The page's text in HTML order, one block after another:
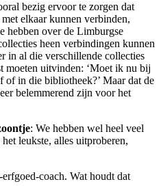
bezig ervoor te zorgen dat
elkaar kunnen verbinden,
hebben over de Limburgse
heen verbindingen kunnen
in al die verschillende collecties
moeten uitvinden: ‘Moet ik nu bij
in die bibliotheek?’ Maar dat de
belemmerend zijn voor het
: We hebben wel heel veel
leukste, alles uitproberen,
coach. Wat houdt dat